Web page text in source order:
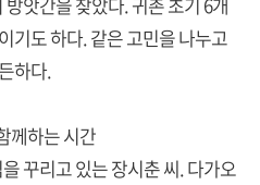
기도 하다. 같은 고민을 나누고
하다.
께하는 시간
꾸리고 있는 장시춘 씨. 다가오